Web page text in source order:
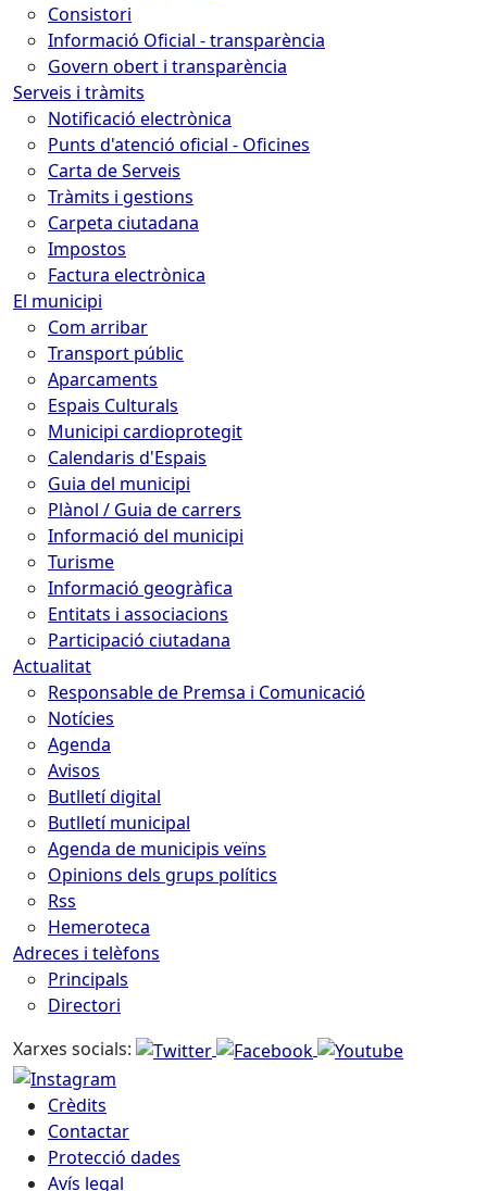
Consistori
Informació Oficial - transparència
Govern obert i transparència
Serveis i tràmits
Notificació electrònica
Punts d'atenció oficial - Oficines
Carta de Serveis
Tràmits i gestions
Carpeta ciutadana
Impostos
Factura electrònica
El municipi
Com arribar
Transport públic
Aparcaments
Espais Culturals
Municipi cardioprotegit
Calendaris d'Espais
Guia del municipi
Plànol / Guia de carrers
Informació del municipi
Turisme
Informació geogràfica
Entitats i associacions
Participació ciutadana
Actualitat
Responsable de Premsa i Comunicació
Notícies
Agenda
Avisos
Butlletí digital
Butlletí municipal
Agenda de municipis veïns
Opinions dels grups polítics
Rss
Hemeroteca
Adreces i telèfons
Principals
Directori
Xarxes socials:
Crèdits
Contactar
Protecció dades
Avís legal